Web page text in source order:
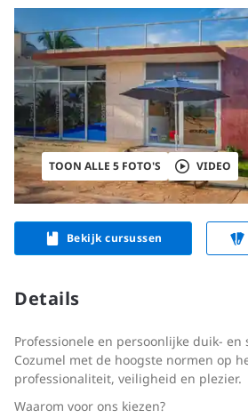
TOON ALLE 5 FOTO'S VIDEO
Bekijk cursussen
Details
Professionele en persoonlijke duik- en
Cozumel met de hoogste normen op
professionaliteit, veiligheid en plezier.
Waarom voor ons kiezen?